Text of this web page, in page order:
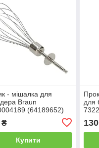
- мішалка для
Braun
(64189652)
Купити
для
130